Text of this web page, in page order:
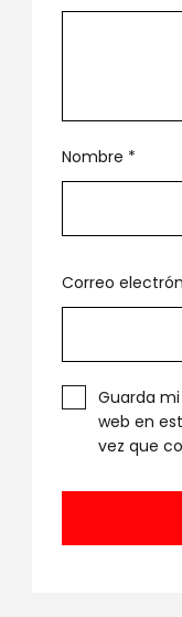
Nombre *
Correo
Guarda
web en
vez que